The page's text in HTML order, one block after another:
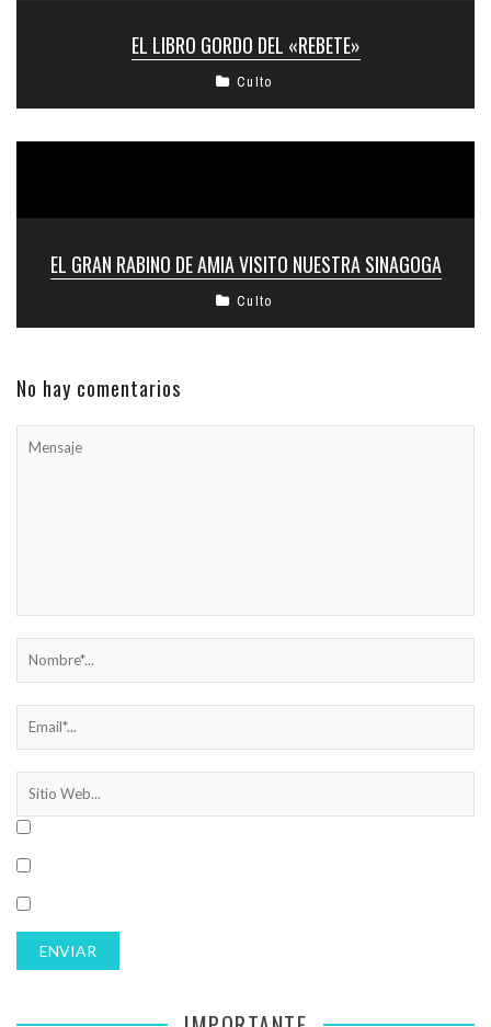
EL LIBRO GORDO DEL «REBETE»
Culto
EL GRAN RABINO DE AMIA VISITO NUESTRA SINAGOGA
Culto
No hay comentarios